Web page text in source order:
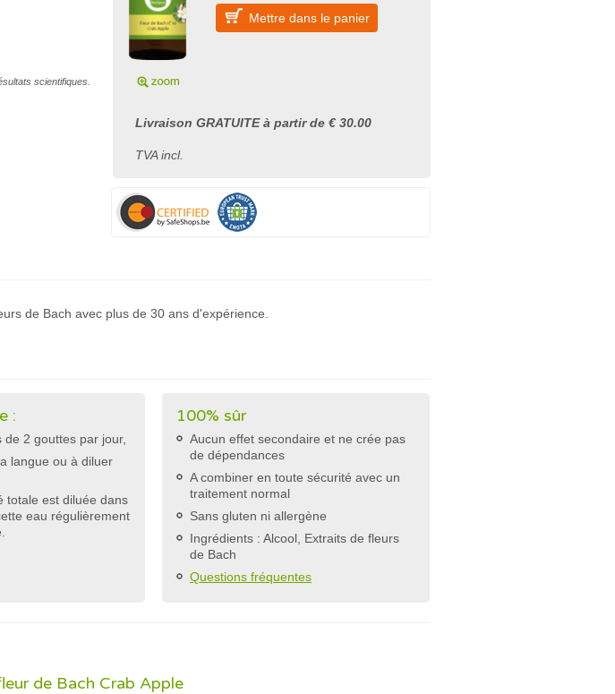
scientifiques.
Mettre dans le panier
Livraison GRATUITE à partir de € 30.00
TVA incl.
de Bach avec plus de 30 ans d'expérience.
:
de 2 gouttes par jour,
langue ou à diluer
totale est diluée dans
eau régulièrement
100% sûr
Aucun effet secondaire et ne crée pas
de dépendances
A combiner en toute sécurité avec un
traitement normal
Sans gluten ni allergène
Ingrédients : Alcool, Extraits de fleurs
de Bach
Questions fréquentes
de Bach Crab Apple